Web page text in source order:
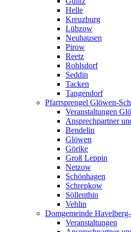
Helle
Kreuzburg
Lübzow
Neuhausen
Pirow
Reetz
Rohlsdorf
Seddin
Tacken
Tangendorf
Pfarrsprengel Glöwen-
Veranstaltungen
Ansprechpartner
Bendelin
Glöwen
Görike
Groß Leppin
Netzow
Schönhagen
Schrepkow
Söllenthin
Vehlin
Domgemeinde
Veranstaltungen